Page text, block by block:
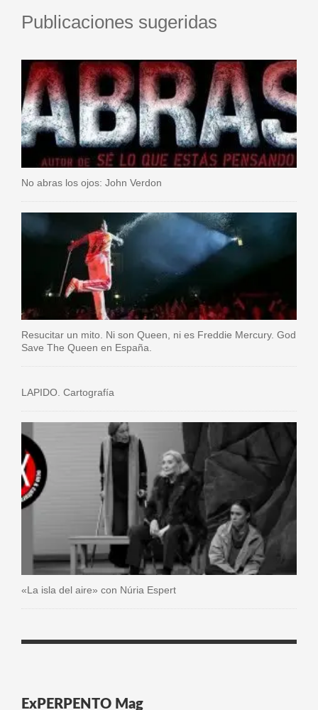
Publicaciones sugeridas
No abras los ojos: John Verdon
Resucitar un mito. Ni son Queen, ni es Freddie Mercury. God
Save The Queen en España.
LAPIDO. Cartografía
«La isla del aire» con Núria Espert
ExPERPENTO Mag